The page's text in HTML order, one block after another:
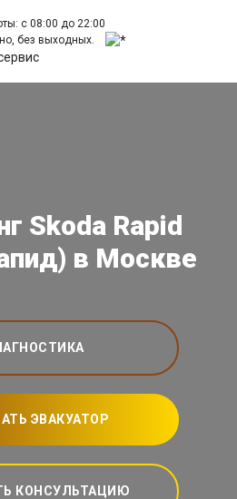
с 08:00 до 22:00
без выходных.
Skoda Rapid
в Москве
ЭВАКУАТОР
КОНСУЛЬТАЦИЮ